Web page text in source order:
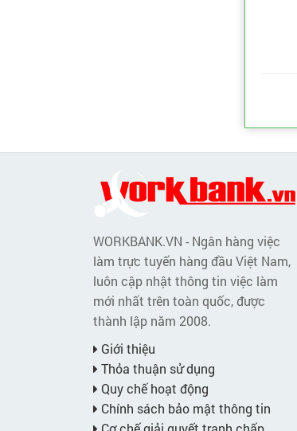
WORKBANK.VN - Ngân hàng việc
làm trực tuyến hàng đầu Việt Nam,
luôn cập nhật thông tin việc làm
mới nhất trên toàn quốc, được
thành lập năm 2008.
Giới thiệu
Thỏa thuận sử dụng
Quy chế hoạt động
Chính sách bảo mật thông tin